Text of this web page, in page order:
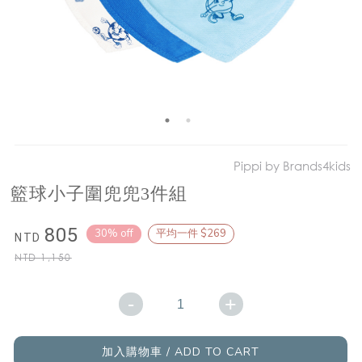
Pippi by Brands4kids
籃球小子圍兜兜3件組
NTD 805
NTD1,150
30% off 平均一件 $269
- +
加入購物車 / ADD TO CART